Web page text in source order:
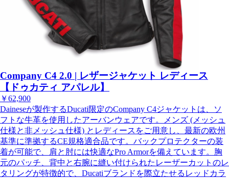
Company C4 2.0 | レザージャケット レディース
【ドゥカティ アパレル】
￥62,900
Daineseが製作するDucati限定のCompany C4ジャケットは、ソ
フトな牛革を使用したアーバンウェアです。メンズ (メッシュ
仕様と非メッシュ仕様) とレディースをご用意し、最新の欧州
基準に準拠するCE規格適合品です。バックプロテクターの装
着が可能で、肩と肘には快適なPro Armorを備えています。胸
元のパッチ、背中と右腕に縫い付けられたレーザーカットのレ
タリングが特徴的で、Ducatiブランドを際立たせるレッドカラ